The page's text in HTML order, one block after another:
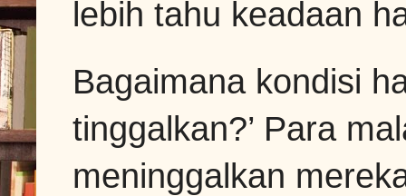
lebih tahu keadaan
Bagaimana kondisi
tinggalkan?’ Para
meninggalkan